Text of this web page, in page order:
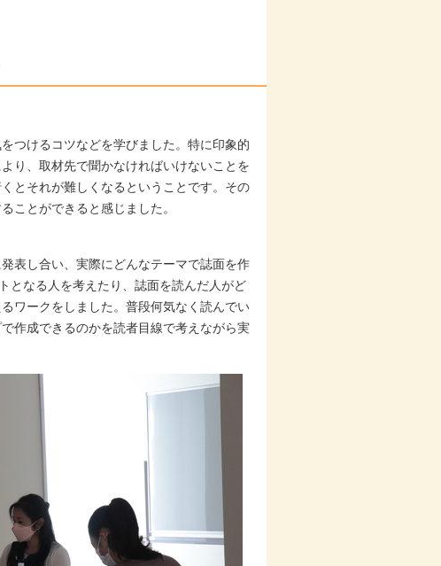
つけるコツなどを学びました。特に印象的
り、取材先で聞かなければいけないことを
とそれが難しくなるということです。その
ことができると感じました。
表し合い、実際にどんなテーマで誌面を作
となる人を考えたり、誌面を読んだ人がど
ワークをしました。普段何気なく読んでい
作成できるのかを読者目線で考えながら実